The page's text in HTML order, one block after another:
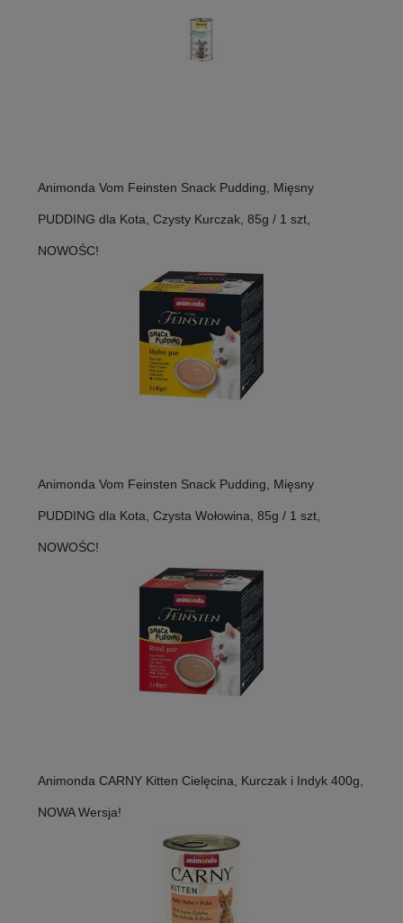
Animonda Vom Feinsten Snack Pudding, Mięsny
PUDDING dla Kota, Czysty Kurczak, 85g / 1 szt,
NOWOŚC!
Animonda Vom Feinsten Snack Pudding, Mięsny
PUDDING dla Kota, Czysta Wołowina, 85g / 1 szt,
NOWOŚC!
Animonda CARNY Kitten Cielęcina, Kurczak i Indyk 400g,
NOWA Wersja!